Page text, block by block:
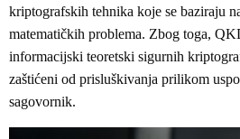
kriptografskih tehnika koje se baziraju
matematičkih problema. Zbog toga,
informacijski teoretski sigurnih
zaštićeni od prisluškivanja prilikom
sagovornik.